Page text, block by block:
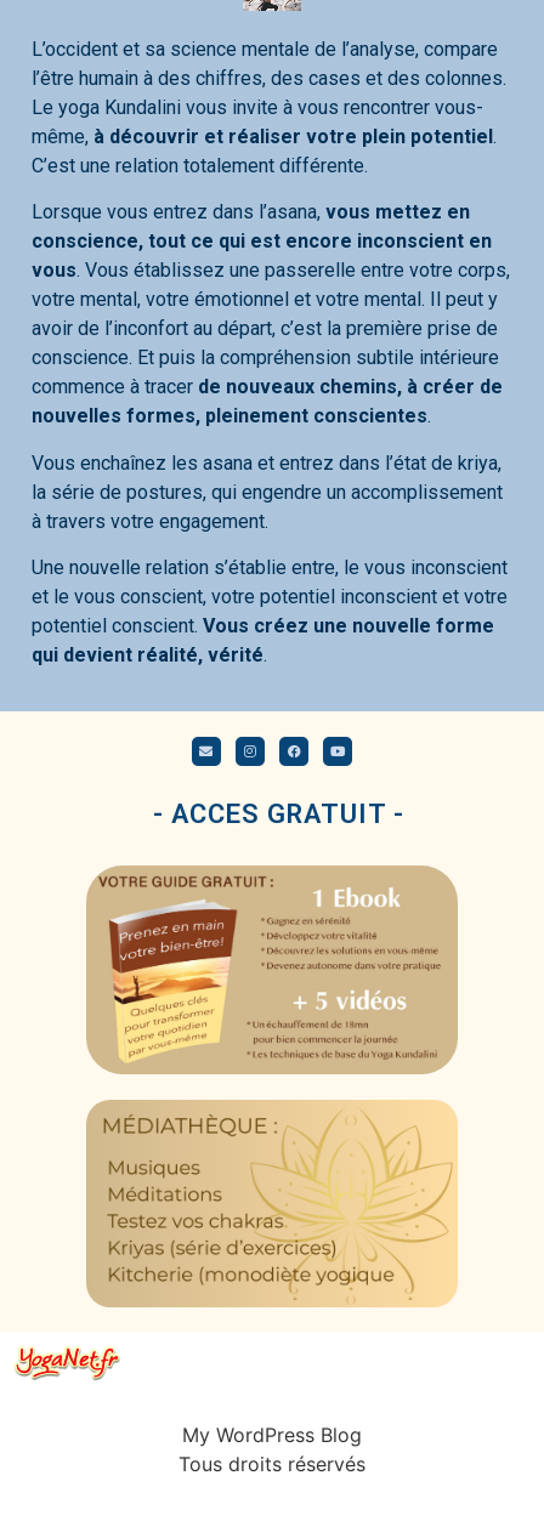
L’occident et sa science mentale de l’analyse, compare
l’être humain à des chiffres, des cases et des colonnes.
Le yoga Kundalini vous invite à vous rencontrer vous-
même, à découvrir et réaliser votre plein potentiel.
C’est une relation totalement différente.
Lorsque vous entrez dans l’asana, vous mettez en
conscience, tout ce qui est encore inconscient en
vous. Vous établissez une passerelle entre votre corps,
votre mental, votre émotionnel et votre mental. Il peut y
avoir de l’inconfort au départ, c’est la première prise de
conscience. Et puis la compréhension subtile intérieure
commence à tracer de nouveaux chemins, à créer de
nouvelles formes, pleinement conscientes.
Vous enchaînez les asana et entrez dans l’état de kriya,
la série de postures, qui engendre un accomplissement
à travers votre engagement.
Une nouvelle relation s’établie entre, le vous inconscient
et le vous conscient, votre potentiel inconscient et votre
potentiel conscient. Vous créez une nouvelle forme
qui devient réalité, vérité.
- ACCES GRATUIT -
My WordPress Blog
Tous droits réservés